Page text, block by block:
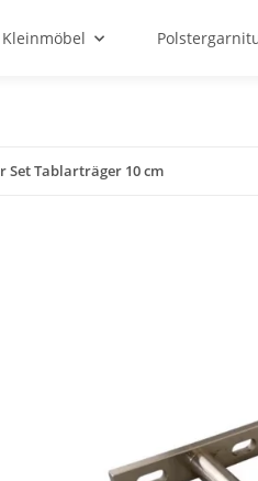
Set Tablarträger 10 cm